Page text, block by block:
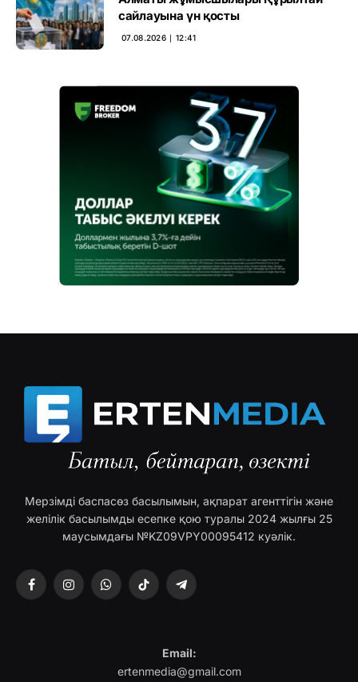
сайлауына үн қосты
07.08.2026 ∣ 12:41
Мерзімді баспасөз басылымын, ақпарат агенттігін және
желілік басылымды есепке қою туралы 2024 жылғы 25
маусымдағы №KZ09VPY00095412 куәлік.
FacebookInstagramWhatsAppTikTok Telegram
Email:
ertenmedia@gmail.com